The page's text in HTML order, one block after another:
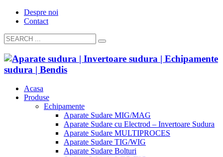
Despre noi
Contact
Acasa
Produse
Echipamente
Aparate Sudare MIG/MAG
Aparate Sudare cu Electrod – Invertoare Sudura
Aparate Sudare MULTIPROCES
Aparate Sudare TIG/WIG
Aparate Sudare Bolturi